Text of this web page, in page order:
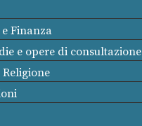
Finanza
e opere di consultazione